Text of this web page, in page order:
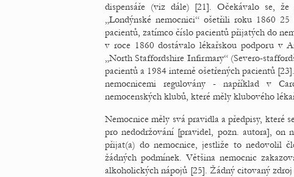
dispensáře (viz dále) [21]. Očekávalo se,
„Londýnské nemocnici“ ošetřili roku 1860
pacientů, zatímco číslo pacientů přijatých do
v roce 1860 dostávalo lékařskou podporu v
„North Staffordshire Infirmary“ (Severo-
pacientů a 1984 interně ošetřených pacientů
nemocnicemi regulovány - například v
nemocenských klubů, které měly klubového
Nemocnice měly svá pravidla a předpisy, které
pro nedodržování [pravidel, pozn. autora], on
přijat(a) do nemocnice, jestliže to nedovolil
žádných podmínek. Většina nemocnic
alkoholických nápojů [25]. Žádný citovaný